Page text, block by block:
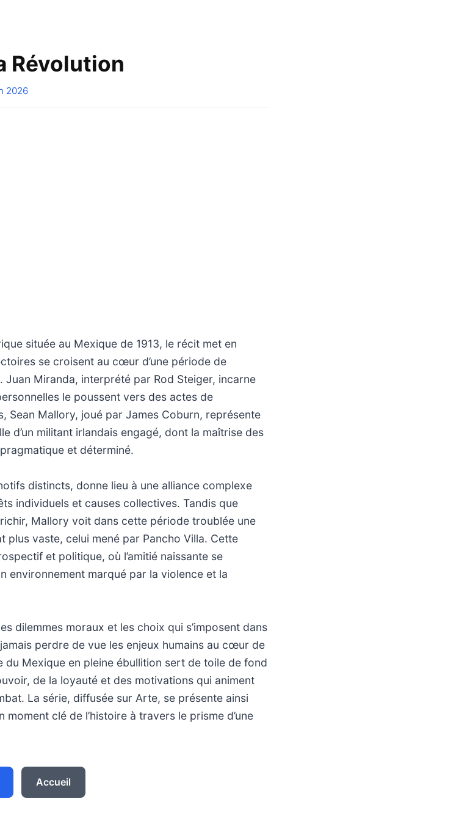
Révolution
2026
située au Mexique de 1913, le récit met en
se croisent au cœur d’une période de
Miranda, interprété par Rod Steiger, incarne
le poussent vers des actes de
Sean Mallory, joué par James Coburn, représente
d’un militant irlandais engagé, dont la maîtrise des
et déterminé.
distincts, donne lieu à une alliance complexe
individuels et causes collectives. Tandis que
Mallory voit dans cette période troublée une
vaste, celui mené par Pancho Villa. Cette
et politique, où l’amitié naissante se
environnement marqué par la violence et la
dilemmes moraux et les choix qui s’imposent dans
perdre de vue les enjeux humains au cœur de
du Mexique en pleine ébullition sert de toile de fond
de la loyauté et des motivations qui animent
La série, diffusée sur Arte, se présente ainsi
clé de l’histoire à travers le prisme d’une
Accueil